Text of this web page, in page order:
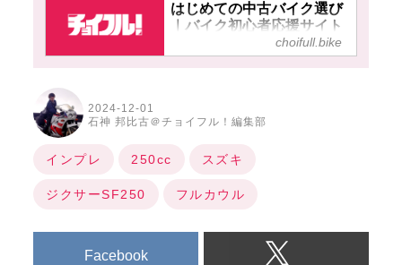
はじめての中古バイク選び
｜バイク初心者応援サイト
【チョイフル！】choifull.bike
2024-12-01
石神 邦比古＠チョイフル！編集部
インプレ 250cc スズキ
ジクサーSF250 フルカウル
Facebook